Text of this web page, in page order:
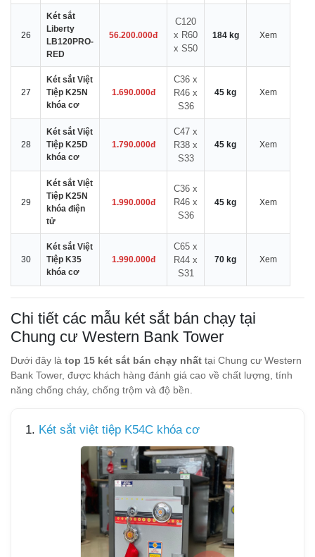
26
Két sắt
Liberty
LB120PRO-
RED
56.200.000đ
C120
x R60
x S50
184 kg Xem
27
Két sắt Việt
Tiệp K25N
khóa cơ
1.690.000đ
C36 x
R46 x
S36
45 kg Xem
28
Két sắt Việt
Tiệp K25D
khóa cơ
1.790.000đ
C47 x
R38 x
S33
45 kg Xem
29
Két sắt Việt
Tiệp K25N
khóa điện
tử
1.990.000đ
C36 x
R46 x
S36
45 kg Xem
30
Két sắt Việt
Tiệp K35
khóa cơ
1.990.000đ
C65 x
R44 x
S31
70 kg Xem
Chi tiết các mẫu két sắt bán chạy tại
Chung cư Western Bank Tower
Dưới đây là top 15 két sắt bán chạy nhất tại Chung cư Western
Bank Tower, được khách hàng đánh giá cao về chất lượng, tính
năng chống cháy, chống trộm và độ bền.
1. Két sắt việt tiệp K54C khóa cơ